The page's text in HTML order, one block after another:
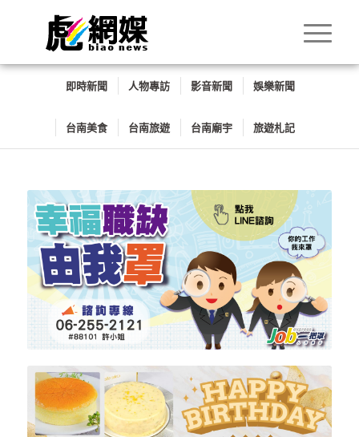
即時新聞 人物專訪 影音新聞 娛樂新聞
台南美食 台南旅遊 台南廟宇 旅遊札記